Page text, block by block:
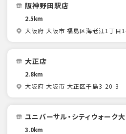
阪神野田駅店
2.5km
大阪府 大阪市 福島区海老江1丁
大正店
2.8km
大阪府 大阪市 大正区千島3-20-3
ユニバーサル・シティウォーク
3.0km